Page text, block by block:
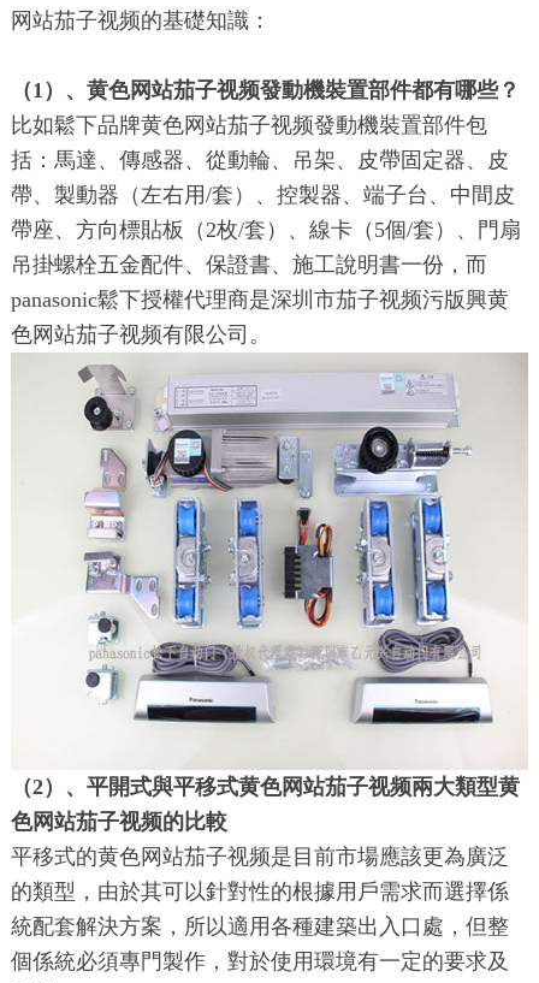
网站茄子视频的基礎知識：
（1）、黄色网站茄子视频發動機裝置部件都有哪些？
比如鬆下品牌黄色网站茄子视频發動機裝置部件包
括：馬達、傳感器、從動輪、吊架、皮帶固定器、皮
帶、製動器（左右用/套）、控製器、端子台、中間皮
帶座、方向標貼板（2枚/套）、線卡（5個/套）、門扇
吊掛螺栓五金配件、保證書、施工說明書一份，而
panasonic鬆下授權代理商是深圳市茄子视频污版興黄
色网站茄子视频有限公司。
（2）、平開式與平移式黄色网站茄子视频兩大類型黄
色网站茄子视频的比較
平移式的黄色网站茄子视频是目前市場應該更為廣泛
的類型，由於其可以針對性的根據用戶需求而選擇係
統配套解決方案，所以適用各種建築出入口處，但整
個係統必須專門製作，對於使用環境有一定的要求及